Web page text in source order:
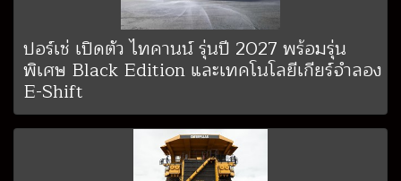
ปอร์เช่ เปิดตัว ไทคานน์ รุ่นปี 2027 พร้อมรุ่น
พิเศษ Black Edition และเทคโนโลยีเกียร์จำลอง
E-Shift